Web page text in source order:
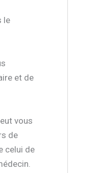
le
et de
vous
de
celui de